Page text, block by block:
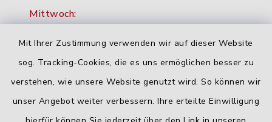
Mit Ihrer Zustimmung verwenden wir auf dieser Website
sog. Tracking-Cookies, die es uns ermöglichen besser zu
verstehen, wie unsere Website genutzt wird. So können wir
unser Angebot weiter verbessern. Ihre erteilte Einwilligung
Mittwoch:
Freitag:
geschlossen